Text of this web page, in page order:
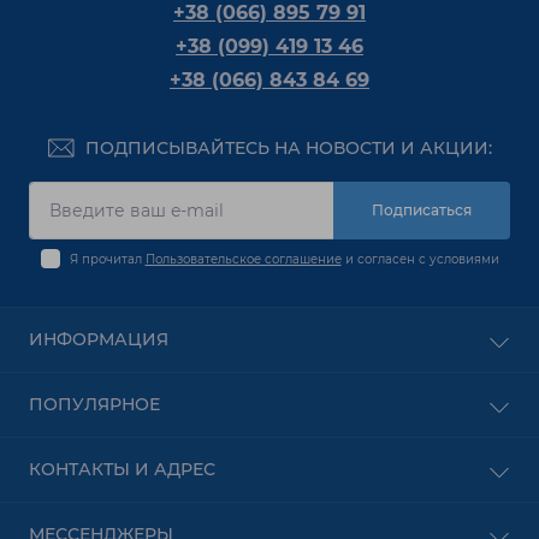
+38 (066) 895 79 91
+38 (099) 419 13 46
+38 (066) 843 84 69
ПОДПИСЫВАЙТЕСЬ НА НОВОСТИ И АКЦИИ:
Подписаться
Я прочитал Пользовательское соглашениеи согласен с условиями
ИНФОРМАЦИЯ
О Компании
Пользовательское соглашение
Контакты
ПОПУЛЯРНОЕ
Безпроводное оборудование
КОНТАКТЫ И АДРЕС
МЕССЕНДЖЕРЫ